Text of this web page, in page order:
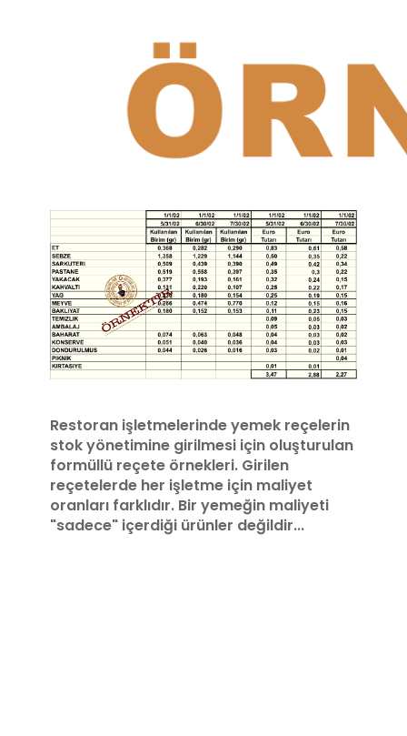
Restoran işletmelerinde yemek reçelerin
stok yönetimine girilmesi için oluşturulan
formüllü reçete örnekleri. Girilen
reçetelerde her işletme için maliyet
oranları farklıdır. Bir yemeğin maliyeti
"sadece" içerdiği ürünler değildir...